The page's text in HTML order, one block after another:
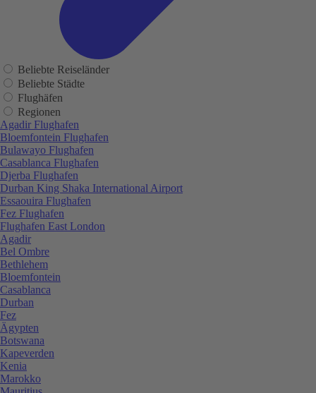
Beliebte Reiseländer
Beliebte Städte
Flughäfen
Regionen
Agadir Flughafen
Bloemfontein Flughafen
Bulawayo Flughafen
Casablanca Flughafen
Djerba Flughafen
Durban King Shaka International Airport
Essaouira Flughafen
Fez Flughafen
Flughafen East London
Agadir
Bel Ombre
Bethlehem
Bloemfontein
Casablanca
Durban
Fez
Ägypten
Botswana
Kapeverden
Kenia
Marokko